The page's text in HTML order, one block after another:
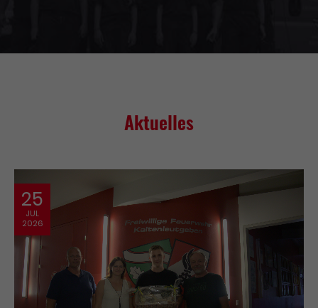
Lorem ipsum dolor sit amet, consectetuer
massa. Cum sociis natoque penatibus et magnis
dis parturient montes, nascetur ridiculus mus.
Donec quam felis, ultricies nec.
Aktuelles
25
JUL
2026